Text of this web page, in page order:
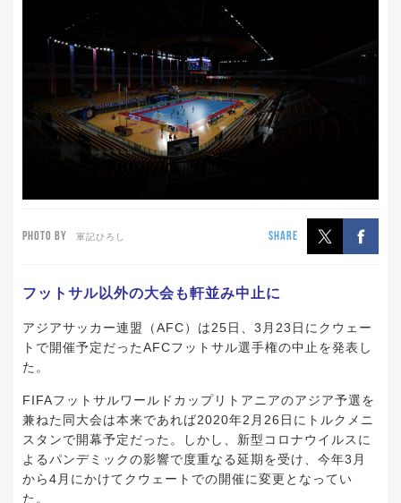
PHOTO BY 軍記ひろし SHARE
フットサル以外の大会も軒並み中止に
アジアサッカー連盟（AFC）は25日、3月23日にクウェー
トで開催予定だったAFCフットサル選手権の中止を発表し
た。
FIFAフットサルワールドカップリトアニアのアジア予選を
兼ねた同大会は本来であれば2020年2月26日にトルクメニ
スタンで開幕予定だった。しかし、新型コロナウイルスに
よるパンデミックの影響で度重なる延期を受け、今年3月
から4月にかけてクウェートでの開催に変更となってい
た。